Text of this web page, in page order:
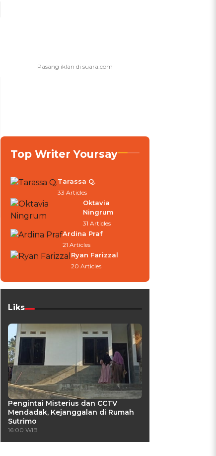
Top Writer Yoursay
Tarassa Q.
33 Articles
Oktavia
Ningrum
31 Articles
Ardina Praf
21 Articles
Ryan Farizzal
20 Articles
Liks
Pengintai Misterius dan CCTV
Mendadak, Kejanggalan di Rumah
Sutrimo
16:00 WIB